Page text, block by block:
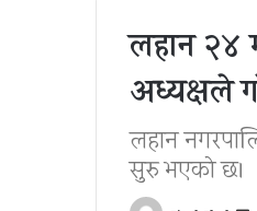
लहान २४
अध्यक्षले
लहान
सुरु भएकाे छ।